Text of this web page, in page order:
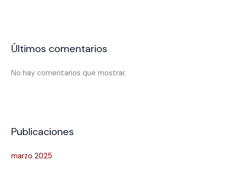
Últimos comentarios
No hay comentarios que mostrar.
Publicaciones
marzo 2025